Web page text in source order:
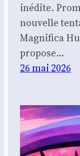
inédite.
nouvelle
Magnifica
propose…
26 mai 2026